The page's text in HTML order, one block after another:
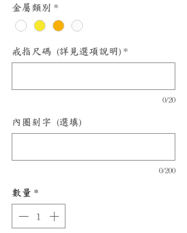
金屬類別 *
戒指尺碼 (詳見選項說明) *
0/20
內圈刻字 (選填)
0/200
數量 *